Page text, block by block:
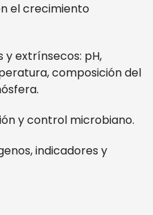
el crecimiento
extrínsecos: pH,
composición del
y control microbiano.
indicadores y